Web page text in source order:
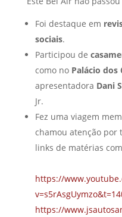
Foi destaque em
sociais.
Participou de
como no Palácio dos
apresentadora Dani
Jr.
Fez uma viagem
chamou atenção por
links de matérias
https://
https://